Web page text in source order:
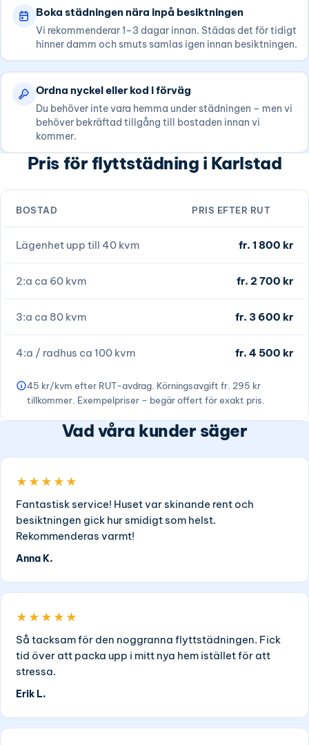
Boka städningen nära inpå besiktningen
Vi rekommenderar 1–3 dagar innan. Städas det för tidigt
hinner damm och smuts samlas igen innan besiktningen.
Ordna nyckel eller kod i förväg
Du behöver inte vara hemma under städningen – men vi
behöver bekräftad tillgång till bostaden innan vi
kommer.
Pris för flyttstädning i Karlstad
BOSTAD PRIS EFTER RUT
Lägenhet upp till 40 kvm fr. 1 800 kr
2:a ca 60 kvm fr. 2 700 kr
3:a ca 80 kvm fr. 3 600 kr
4:a / radhus ca 100 kvm fr. 4 500 kr
45 kr/kvm efter RUT-avdrag. Körningsavgift fr. 295 kr
tillkommer. Exempelpriser – begär offert för exakt pris.
Vad våra kunder säger
★★★★★
Fantastisk service! Huset var skinande rent och
besiktningen gick hur smidigt som helst.
Rekommenderas varmt!
Anna K.
★★★★★
Så tacksam för den noggranna flyttstädningen. Fick
tid över att packa upp i mitt nya hem istället för att
stressa.
Erik L.